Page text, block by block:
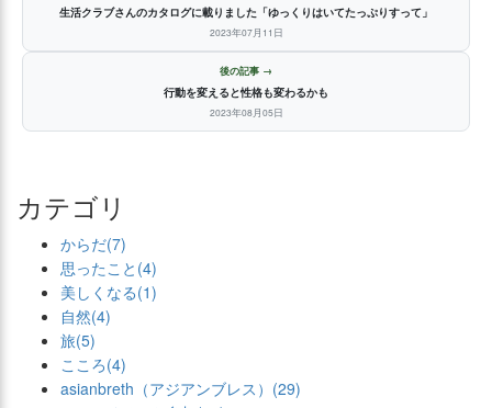
生活クラブさんのカタログに載りました「ゆっくりはいてたっぷりすって」
2023年07月11日
後の記事 →
行動を変えると性格も変わるかも
2023年08月05日
カテゴリ
からだ(7)
思ったこと(4)
美しくなる(1)
自然(4)
旅(5)
こころ(4)
asianbreth（アジアンブレス）(29)